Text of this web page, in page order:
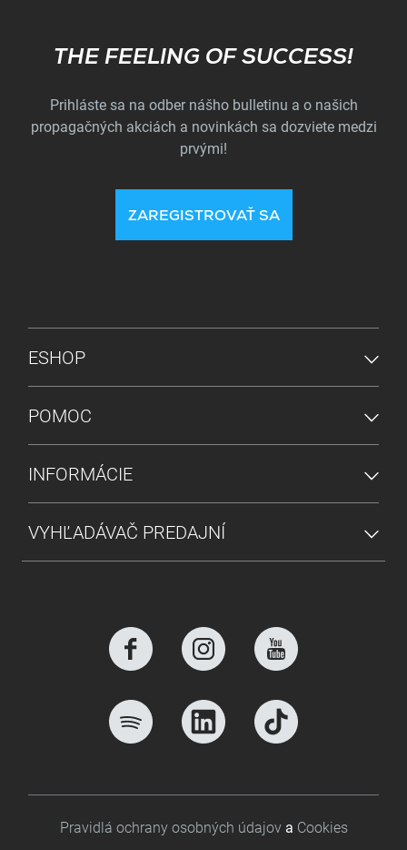
Subscribe
THE FEELING OF SUCCESS!
Prihláste sa na odber nášho bulletinu a o našich
propagačných akciách a novinkách sa dozviete medzi
prvými!
ZAREGISTROVAŤ SA
PONUKA V PÄTE
ESHOP
POMOC
INFORMÁCIE
VYHĽADÁVAČ PREDAJNÍ
Footer bottom
Pravidlá ochrany osobných údajov a Cookies